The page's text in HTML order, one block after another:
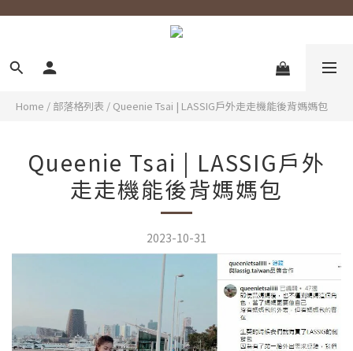
Home / 部落格列表 / Queenie Tsai | LASSIG戶外走走機能後背媽媽包
Queenie Tsai | LASSIG戶外
走走機能後背媽媽包
2023-10-31